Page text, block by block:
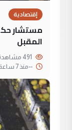
إقتصادية
مستشار
المقبل
--منذ 7 ساعة